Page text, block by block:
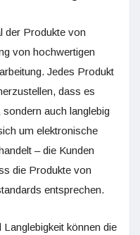
der Produkte von
von hochwertigen
Jedes Produkt
dass es
auch langlebig
um elektronische
– die Kunden
die Produkte von
entsprechen.
können die